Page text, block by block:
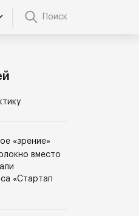
Поиск
«зрение»
вместо
«Стартап